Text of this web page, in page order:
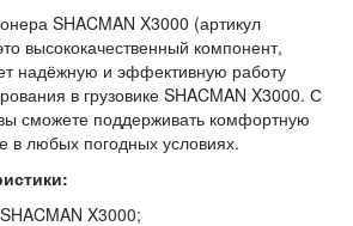
SHACMAN X3000 (артикул
высококачественный компонент,
надёжную и эффективную работу
в грузовике SHACMAN X3000. С
сможете поддерживать комфортную
в любых погодных условиях.
X3000;